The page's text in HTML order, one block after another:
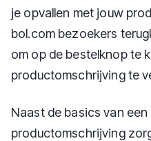
je opvallen met jouw
bol.com bezoekers
om op de bestelknop te
productomschrijving te
Naast de basics van
productomschrijving